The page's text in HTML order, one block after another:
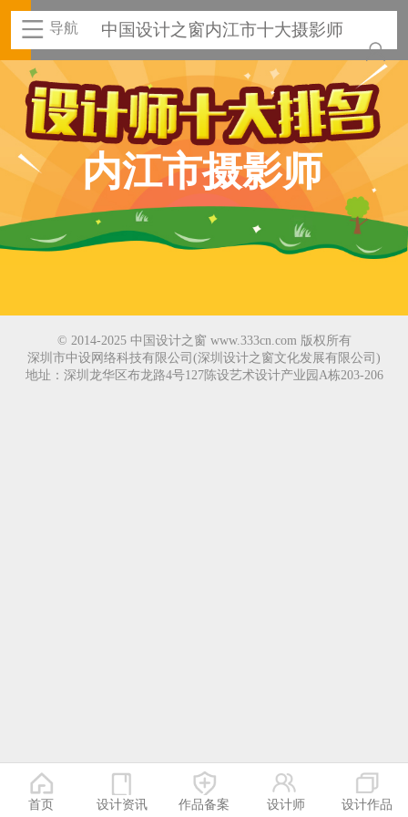
导航 中国设计之窗内江市十大摄影师
内江市摄影师
© 2014-2025 中国设计之窗 www.333cn.com 版权所有
深圳市中设网络科技有限公司(深圳设计之窗文化发展有限公司)
地址：深圳龙华区布龙路4号127陈设艺术设计产业园A栋203-206
首页 设计资讯 作品备案 设计师 设计作品